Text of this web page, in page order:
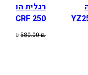
רגלית הנעה
CRF 250.
580.00₪
המחיר
₪